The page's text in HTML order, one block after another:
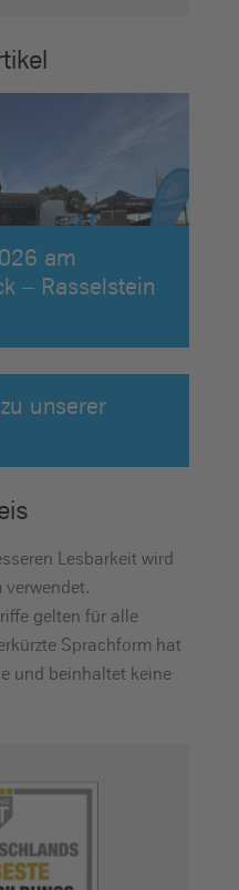
am
– Rasselstein
unserer
Lesbarkeit wird
verwendet.
gelten für alle
Sprachform hat
und beinhaltet keine